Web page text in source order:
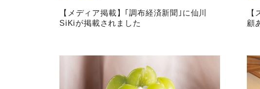
【メディア掲載】｢調布経済新聞｣に仙川
SiKiが掲載されました
顧